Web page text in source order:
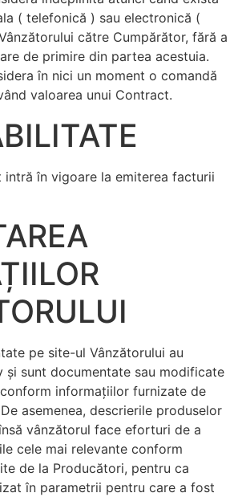
( telefonică ) sau electronică (
către Cumpărător, fără a
de primire din partea acestuia.
în nici un moment o comandă
valoarea unui Contract.
intră în vigoare la emiterea facturii
pe site-ul Vânzătorului au
şi sunt documentate sau modificate
informaţiilor furnizate de
asemenea, descrierile produselor
vânzătorul face eforturi de a
cele mai relevante conform
de la Producători, pentru ca
în parametrii pentru care a fost